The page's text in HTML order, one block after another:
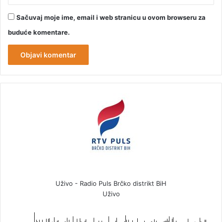
Sačuvaj moje ime, email i web stranicu u ovom browseru za
buduće komentare.
Uživo - Radio Puls Brčko distrikt BiH
Uživo